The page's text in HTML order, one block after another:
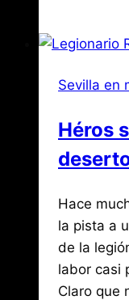
la
Sevilla en
Héros
PorJose
María
de
Mena
noviembre
1,
2019
3,
2026
Hace
la pista a
de la
labor casi
Claro que